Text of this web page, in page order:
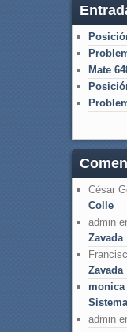
Mate
César
Colle
admin
Zavada
Zavada
monica
admin